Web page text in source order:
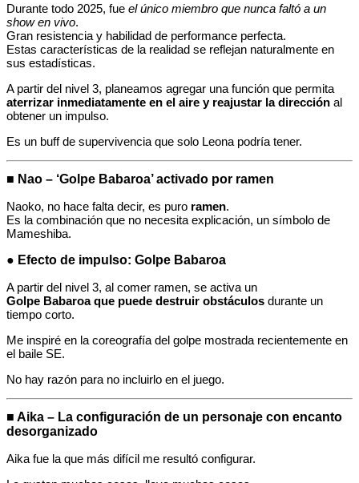
Durante todo 2025, fue el único miembro que nunca faltó a un
show en vivo.
Gran resistencia y habilidad de performance perfecta.
Estas características de la realidad se reflejan naturalmente en
sus estadísticas.
A partir del nivel 3, planeamos agregar una función que permita
aterrizar inmediatamente en el aire y reajustar la dirección al
obtener un impulso.
Es un buff de supervivencia que solo Leona podría tener.
■ Nao – ‘Golpe Babaroa’ activado por ramen
Naoko, no hace falta decir, es puro ramen.
Es la combinación que no necesita explicación, un símbolo de
Mameshiba.
● Efecto de impulso: Golpe Babaroa
A partir del nivel 3, al comer ramen, se activa un
Golpe Babaroa que puede destruir obstáculos durante un
tiempo corto.
Me inspiré en la coreografía del golpe mostrada recientemente en
el baile SE.
No hay razón para no incluirlo en el juego.
■ Aika – La configuración de un personaje con encanto
desorganizado
Aika fue la que más difícil me resultó configurar.